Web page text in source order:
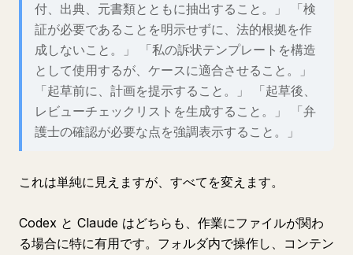
付、出典、元書類とともに抽出すること。」 「検
証が必要であることを明示せずに、法的根拠を作
成しないこと。」 「私の訴状テンプレートを構造
として使用するが、ケースに適合させること。」
「起草前に、計画を提示すること。」 「起草後、
レビューチェックリストを生成すること。」 「弁
護士の確認が必要な点を強調表示すること。」
これは単純に見えますが、すべてを変えます。
Codex と Claude はどちらも、作業にファイルが関わ
る場合に特に有用です。フォルダ内で操作し、コンテン